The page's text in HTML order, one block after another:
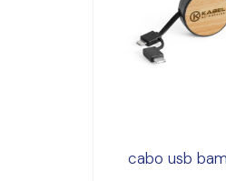
cabo usb